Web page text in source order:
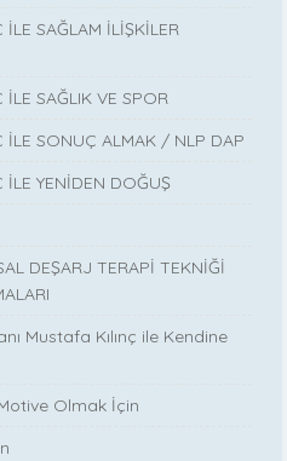
SAĞLAM İLİŞKİLER
İLE SAĞLIK VE SPOR
İLE SONUÇ ALMAK / NLP DAP
İLE YENİDEN DOĞUŞ
DEŞARJ TERAPİ TEKNİĞİ
Mustafa Kılınç ile Kendine
Olmak İçin